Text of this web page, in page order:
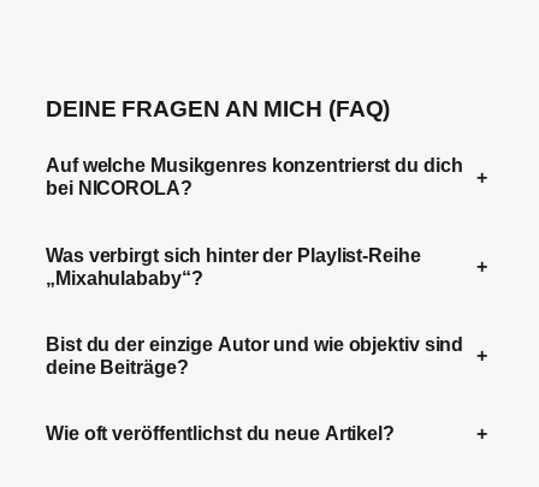
DEINE FRAGEN AN MICH (FAQ)
Auf welche Musikgenres konzentrierst du dich
bei NICOROLA?
+
Was verbirgt sich hinter der Playlist-Reihe
„Mixahulababy“?
+
Bist du der einzige Autor und wie objektiv sind
deine Beiträge?
+
Wie oft veröffentlichst du neue Artikel? +